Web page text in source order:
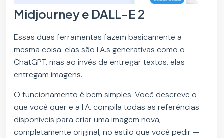
Midjourney e DALL-E 2
Essas duas ferramentas fazem basicamente a
mesma coisa: elas são I.A.s generativas como o
ChatGPT, mas ao invés de entregar textos, elas
entregam imagens.
O funcionamento é bem simples. Você descreve o
que você quer e a I.A. compila todas as referências
disponíveis para criar uma imagem nova,
completamente original, no estilo que você pedir —